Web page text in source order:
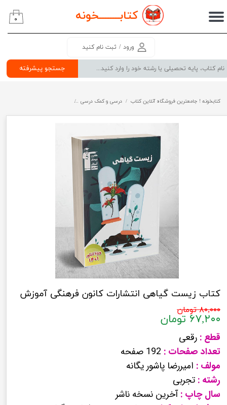
کتابــــــــخونه
جستجو پیشرفته
ورود / ثبت نام کنید
حساب کاربری من
سفارشات
۰
کتابخونه ! جامعترین فروشگاه آنلاین کتاب درسی و کمک درسی
کتاب زیست گیاهی انتشارات کانون فرهنگی آموزش
۸۰,۰۰۰ تومان
۶۷,۲۰۰ تومان
قطع : رقعی
تعداد صفحات : 192 صفحه
مولف : امیررضا پاشور یگانه
رشته : تجربی
سال چاپ :آخرین نسخه ناشر